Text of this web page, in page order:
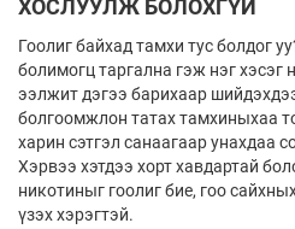
ХОСЛУУЛЖ БОЛОХГҮЙ
Гоолиг байхад тамхи тус болдог
болимогц таргална гэж нэг хэсэг
ээлжит дэгээ барихаар
болгоомжлон татах тамхиныхаа
харин сэтгэл санаагаар унахдаа
Хэрвээ хэтдээ хорт хавдартай
никотиныг гоолиг бие, гоо
үзэх хэрэгтэй.